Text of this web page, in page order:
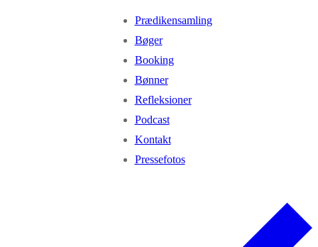
Prædikensamling
Bøger
Booking
Bønner
Refleksioner
Podcast
Kontakt
Pressefotos